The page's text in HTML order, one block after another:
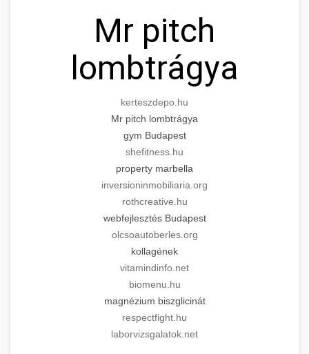
Mr pitch
lombtrágya
kerteszdepo.hu
Mr pitch lombtrágya
gym Budapest
shefitness.hu
property marbella
inversioninmobiliaria.org
rothcreative.hu
webfejlesztés Budapest
olcsoautoberles.org
kollagének
vitamindinfo.net
biomenu.hu
magnézium biszglicinát
respectfight.hu
laborvizsgalatok.net